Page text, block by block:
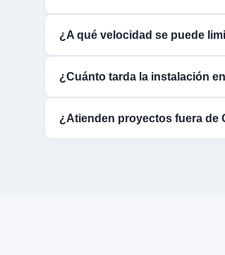
¿A qué velocidad se puede
¿Cuánto tarda la instalación
¿Atienden proyectos fuera de